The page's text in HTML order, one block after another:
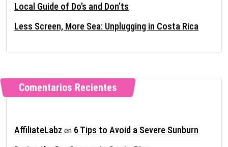
Local Guide of Do’s and Don’ts
Less Screen, More Sea: Unplugging in Costa Rica
Comentarios Recientes
AffiliateLabz en 6 Tips to Avoid a Severe Sunburn